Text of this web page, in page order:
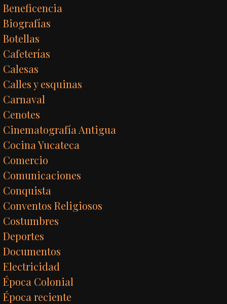
Beneficencia
Biografías
Botellas
Cafeterías
Calesas
Calles y esquinas
Carnaval
Cenotes
Cinematografía Antigua
Cocina Yucateca
Comercio
Comunicaciones
Conquista
Conventos Religiosos
Costumbres
Deportes
Documentos
Electricidad
Época Colonial
Época reciente